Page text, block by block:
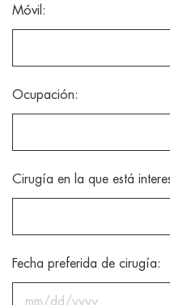
Móvil:
Ocupación:
Cirugía en la que está
Fecha preferida de cirugía: